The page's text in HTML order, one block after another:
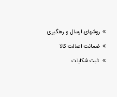
روشهای ارسال و رهگیری
ضمانت اصالت کالا
ثبت شکایات